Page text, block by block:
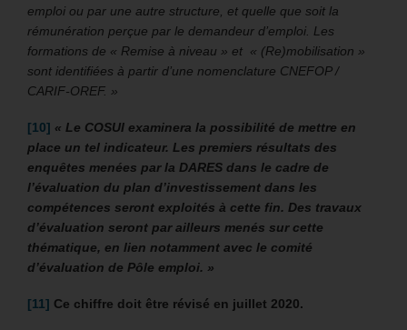
emploi ou par une autre structure, et quelle que soit la
rémunération perçue par le demandeur d’emploi. Les
formations de « Remise à niveau » et « (Re)mobilisation »
sont identifiées à partir d’une nomenclature CNEFOP /
CARIF-OREF. »
[10] « Le COSUI examinera la possibilité de mettre en
place un tel indicateur. Les premiers résultats des
enquêtes menées par la DARES dans le cadre de
l’évaluation du plan d’investissement dans les
compétences seront exploités à cette fin. Des travaux
d’évaluation seront par ailleurs menés sur cette
thématique, en lien notamment avec le comité
d’évaluation de Pôle emploi. »
[11] Ce chiffre doit être révisé en juillet 2020.